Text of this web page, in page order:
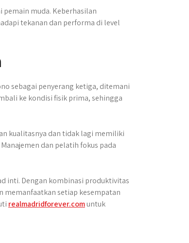
pemain muda. Keberhasilan
tekanan dan performa di level
sebagai penyerang ketiga, ditemani
ke kondisi fisik prima, sehingga
kualitasnya dan tidak lagi memiliki
dan pelatih fokus pada
inti. Dengan kombinasi produktivitas
memanfaatkan setiap kesempatan
realmadridforever.comuntuk